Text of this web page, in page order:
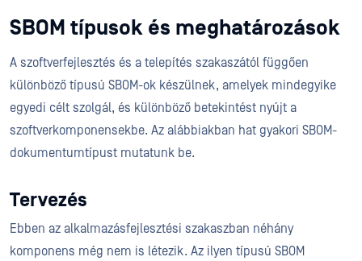
SBOM típusok és meghatározások
A szoftverfejlesztés és a telepítés szakaszától függően
különböző típusú SBOM-ok készülnek, amelyek mindegyike
egyedi célt szolgál, és különböző betekintést nyújt a
szoftverkomponensekbe. Az alábbiakban hat gyakori SBOM-
dokumentumtípust mutatunk be.
Tervezés
Ebben az alkalmazásfejlesztési szakaszban néhány
komponens még nem is létezik. Az ilyen típusú SBOM